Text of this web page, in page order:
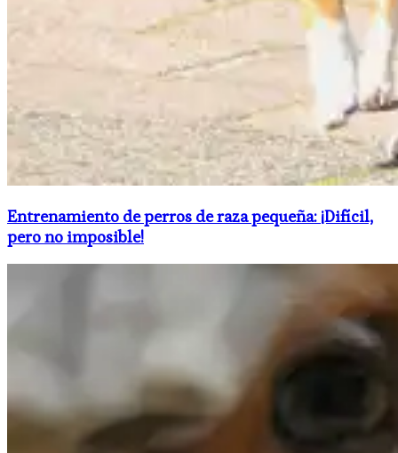
Entrenamiento de perros de raza pequeña: ¡Difícil,
pero no imposible!